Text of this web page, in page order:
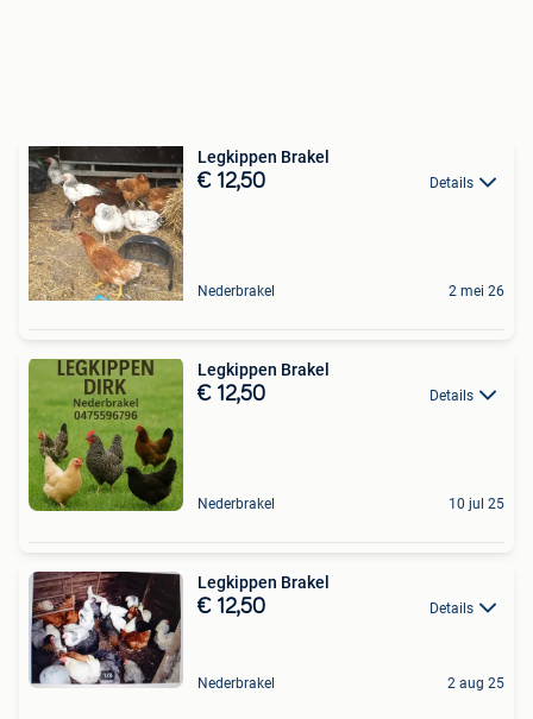
Legkippen Brakel
€ 12,50 Details
Nederbrakel 2 mei 26
Legkippen Brakel
€ 12,50 Details
Nederbrakel 10 jul 25
Legkippen Brakel
€ 12,50 Details
Nederbrakel 2 aug 25